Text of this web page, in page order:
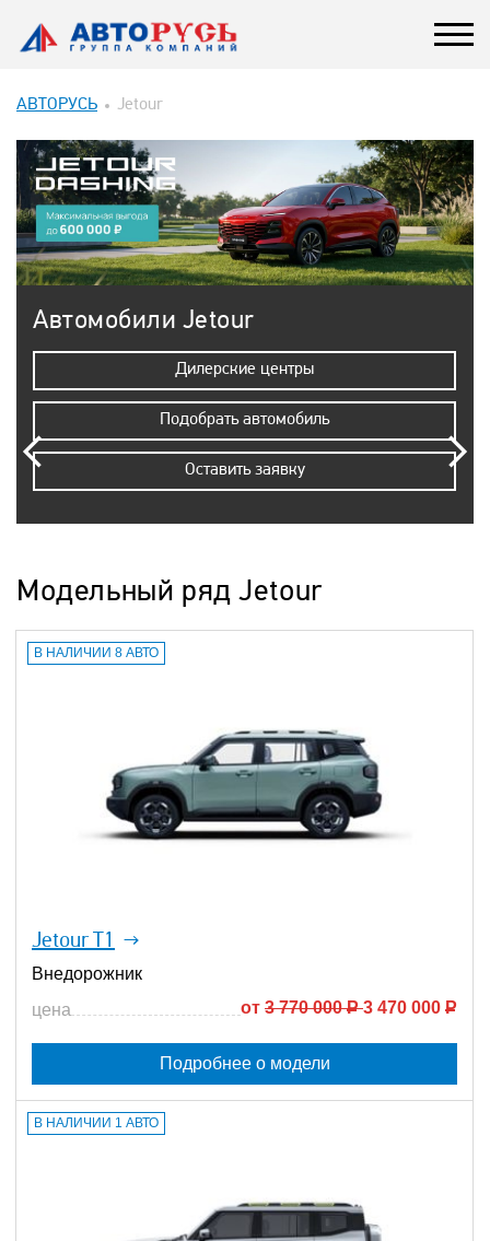
АВТОРУСЬ Jetour
Автомобили Jetour
Дилерские центры
Подобрать автомобиль
Оставить заявку
Модельный ряд Jetour
Jetour T1
Внедорожник
цена
от 3 770 000 Р 3 470 000 Р
Подробнее о модели
В НАЛИЧИИ 8 АВТО
В НАЛИЧИИ 1 АВТО